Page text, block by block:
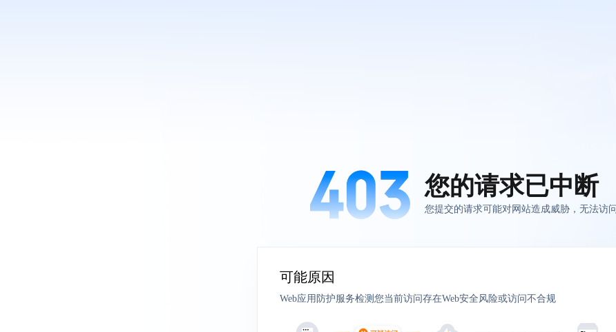
您的请求已中断
您提交的请求可能对网站造成威胁，无法访问
可能原因
Web应用防护服务检测您当前访问存在Web安全风险或访问不合规